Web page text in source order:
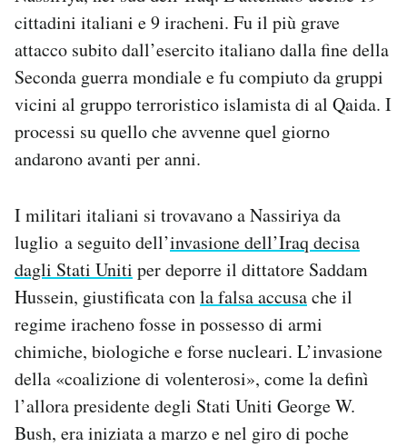
Notifiche mobile
Regala il Post
Hai bisogno di aiuto?
Esci
cittadini italiani e 9 iracheni. Fu il più grave
attacco subito dall’esercito italiano dalla fine della
Seconda guerra mondiale e fu compiuto da gruppi
vicini al gruppo terroristico islamista di al Qaida. I
processi su quello che avvenne quel giorno
andarono avanti per anni.
I militari italiani si trovavano a Nassiriya da
luglio a seguito dell’invasione dell’Iraq decisa
dagli Stati Uniti per deporre il dittatore Saddam
Hussein, giustificata conla falsa accusache il
regime iracheno fosse in possesso di armi
chimiche, biologiche e forse nucleari. L’invasione
della «coalizione di volenterosi», come la definì
l’allora presidente degli Stati Uniti George W.
Bush, era iniziata a marzo e nel giro di poche